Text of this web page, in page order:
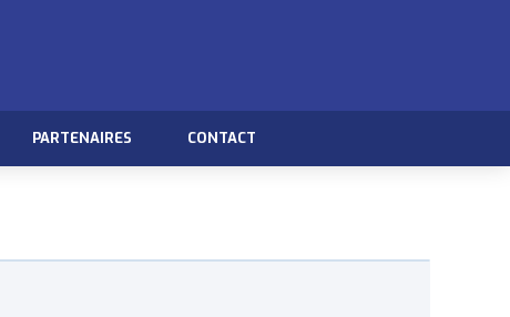
PARTENAIRES CONTACT